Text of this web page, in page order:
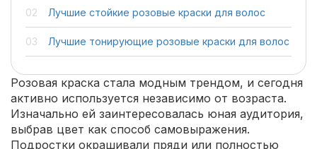
Лучшие стойкие розовые краски для волос
Лучшие тонирующие розовые краски для волос
Розовая краска стала модным трендом, и сегодня
активно используется независимо от возраста.
Изначально ей заинтересовалась юная аудитория,
выбрав цвет как способ самовыражения.
Подростки окрашивали пряди или полностью